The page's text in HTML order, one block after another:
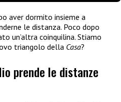
aver dormito insieme a
le distanza. Poco dopo
un’altra coinquilina. Stiamo
triangolo della Casa?
prende le distanze